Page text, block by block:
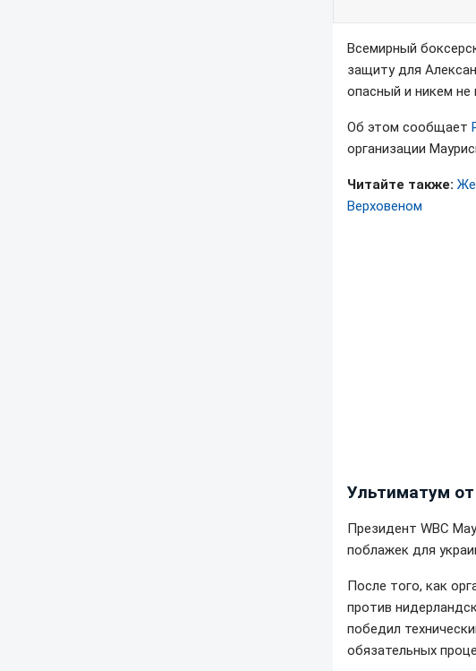
Всемирный
защиту для
опасный и никем
Об этом сообщает
организации
Читайте также:
Верховеном
Ультиматум
Президент WBC
поблажек для
После того, как
против
победил
обязательных